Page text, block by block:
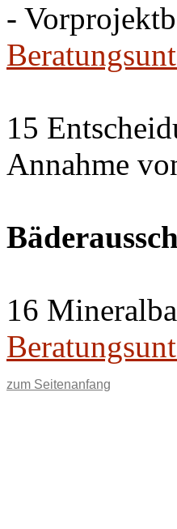
-
15
Annahme
16
zum Seitenanfang